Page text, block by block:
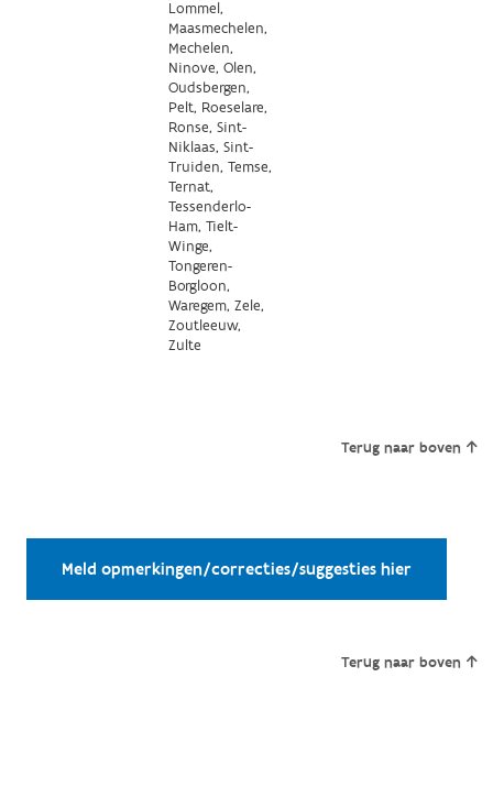
Lommel,
Maasmechelen,
Mechelen,
Ninove, Olen,
Oudsbergen,
Pelt, Roeselare,
Ronse, Sint-
Niklaas, Sint-
Truiden, Temse,
Ternat,
Tessenderlo-
Ham, Tielt-
Winge,
Tongeren-
Borgloon,
Waregem, Zele,
Zoutleeuw,
Zulte
Terug naar boven
Meld opmerkingen/correcties/suggesties hier
Terug naar boven